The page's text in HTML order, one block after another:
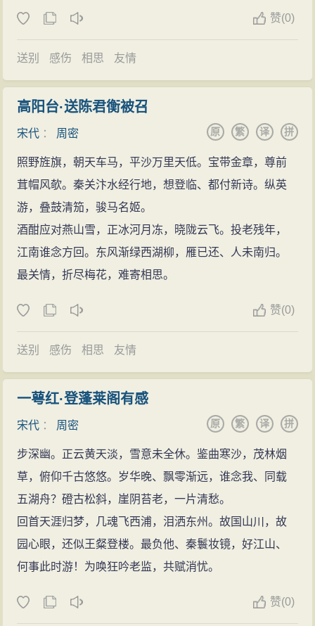
赞(0)
送别 感伤 相思 友情
高阳台·送陈君衡被召
宋代 ： 周密 拼
译
繁
原
照野旌旗，朝天车马，平沙万里天低。宝带金章，尊前
茸帽风欹。秦关汴水经行地，想登临、都付新诗。纵英
游，叠鼓清笳，骏马名姬。
酒酣应对燕山雪，正冰河月冻，晓陇云飞。投老残年，
江南谁念方回。东风渐绿西湖柳，雁已还、人未南归。
最关情，折尽梅花，难寄相思。
赞(0)
送别 感伤 相思 友情
一萼红·登蓬莱阁有感
宋代 ： 周密 拼
译
繁
原
步深幽。正云黄天淡，雪意未全休。鉴曲寒沙，茂林烟
草，俯仰千古悠悠。岁华晚、飘零渐远，谁念我、同载
五湖舟？磴古松斜，崖阴苔老，一片清愁。
回首天涯归梦，几魂飞西浦，泪洒东州。故国山川，故
园心眼，还似王粲登楼。最负他、秦鬟妆镜，好江山、
何事此时游！为唤狂吟老监，共赋消忧。
赞(0)